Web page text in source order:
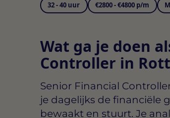
32 - 40 uur €2800 - €4800 p/m
Wat ga je doen
Controller in
Senior Financial
je dagelijks de financiële
bewaakt en stuurt. Je